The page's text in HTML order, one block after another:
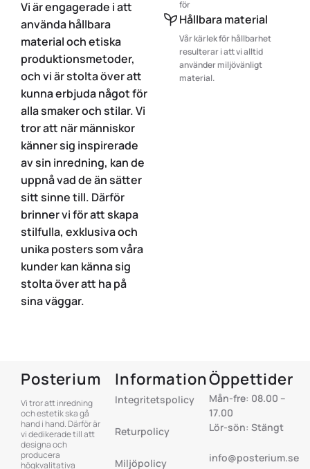
Vi är engagerade i att
använda hållbara
material och etiska
produktionsmetoder,
och vi är stolta över att
kunna erbjuda något för
alla smaker och stilar. Vi
tror att när människor
känner sig inspirerade
av sin inredning, kan de
uppnå vad de än sätter
sitt sinne till. Därför
brinner vi för att skapa
stilfulla, exklusiva och
unika posters som våra
kunder kan känna sig
stolta över att ha på
sina väggar.
för
Hållbara material
Vår kärlek för hållbarhet
resulterar i att vi alltid
använder miljövänligt
material.
Posterium
Vi tror att inredning
och estetik ska gå
hand i hand. Därför är
vi dedikerade till att
designa och
producera
högkvalitativa
Information
Integritetspolicy
Returpolicy
Miljöpolicy
Öppettider
Mån-fre: 08.00 –
17.00
Lör-sön: Stängt
info@posterium.se